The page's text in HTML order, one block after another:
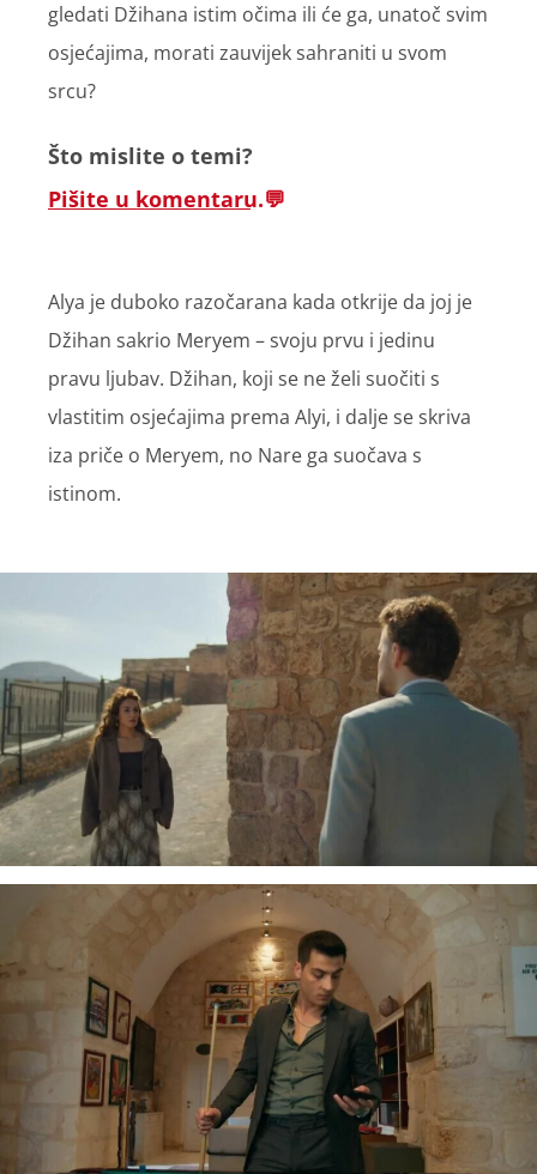
gledati Džihana istim očima ili će ga, unatoč svim
osjećajima, morati zauvijek sahraniti u svom
srcu?
Što mislite o temi?
Pišite u komentaru.
Alya je duboko razočarana kada otkrije da joj je
Džihan sakrio Meryem – svoju prvu i jedinu
pravu ljubav. Džihan, koji se ne želi suočiti s
vlastitim osjećajima prema Alyi, i dalje se skriva
iza priče o Meryem, no Nare ga suočava s
istinom.